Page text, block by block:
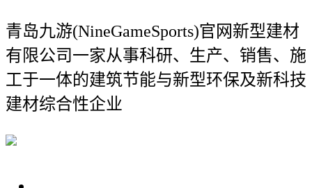
青岛九游(NineGameSports)官网新型建材
有限公司一家从事科研、生产、销售、施
工于一体的建筑节能与新型环保及新科技
建材综合性企业